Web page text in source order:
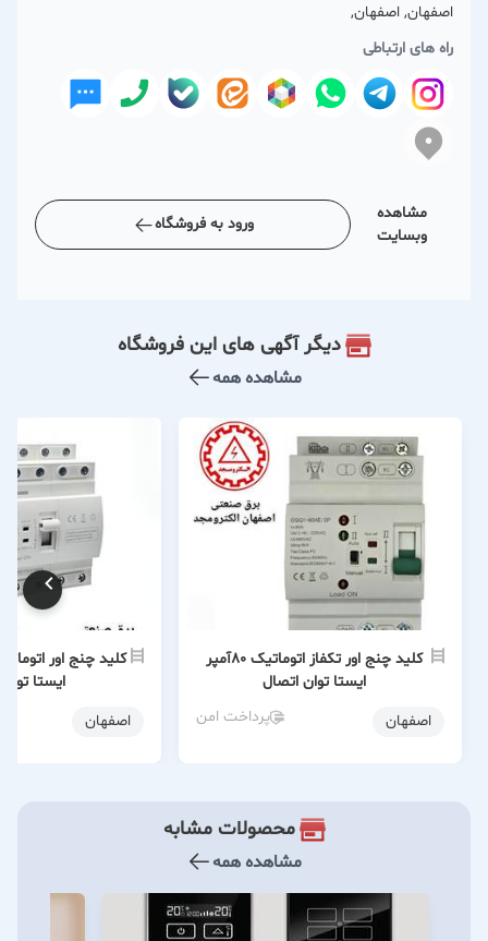
اصفهان, اصفهان,
راه های ارتباطی
مشاهده
وبسایت
ورود به فروشگاه
دیگر آگهی های این فروشگاه
مشاهده همه
کلید چنج اور تکفاز اتوماتیک 80آمپر
ایستا توان اتصال
اصفهان
پرداخت امن
ایستا
اصفهان
محصولات مشابه
مشاهده همه